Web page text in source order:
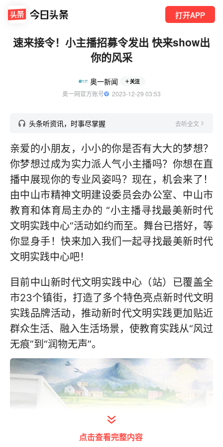
打开APP
速来接令！小主播招募令发出 快来show出
你的风采
奥一新闻 关注
奥一网官方账号
  2023-12-29 03:53
头条听资讯，时事尽掌握 去听全文
亲爱的小朋友，小小的你是否有大大的梦想？
你梦想过成为实力派人气小主播吗？你想在直
播中展现你的专业风姿吗？现在，机会来了！
由中山市精神文明建设委员会办公室、中山市
教育和体育局主办的 “小主播寻找最美新时代
文明实践中心”活动如约而至。舞台已搭好，等
你显身手！快来加入我们一起寻找最美新时代
文明实践中心吧！
目前中山新时代文明实践中心（站）已覆盖全
市23个镇街，打造了多个特色亮点新时代文明
实践品牌活动，推动新时代文明实践更加贴近
群众生活、融入生活场景，使教育实践从“风过
无痕”到“润物无声”。
点击查看完整内容